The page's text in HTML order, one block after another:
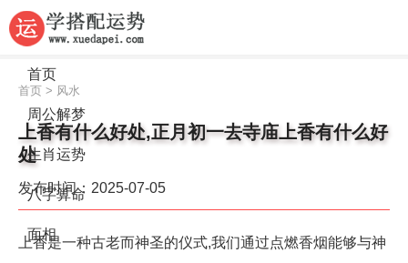
首页
周公解梦
生肖运势
八字算命
面相
首页 > 风水
上香有什么好处,正月初一去寺庙上香有什么好
处
发布时间：2025-07-05
上香是一种古老而神圣的仪式,我们通过点燃香烟能够与神